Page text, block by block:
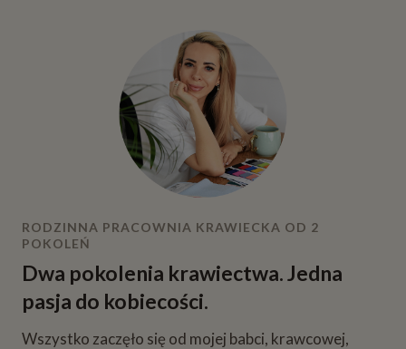
RODZINNA PRACOWNIA KRAWIECKA OD 2
POKOLEŃ
Dwa pokolenia krawiectwa. Jedna
pasja do kobiecości.
Wszystko zaczęło się od mojej babci, krawcowej,